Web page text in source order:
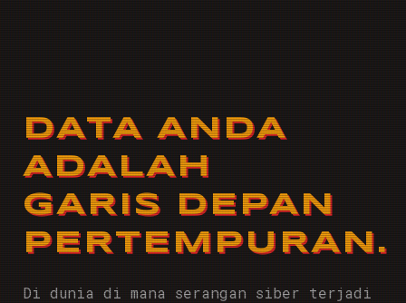
DATA ANDA
ADALAH
GARIS DEPAN
PERTEMPURAN.
Di dunia di mana serangan siber terjadi